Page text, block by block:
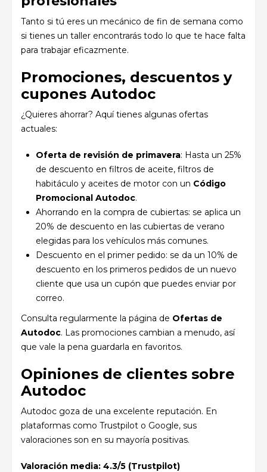
Tanto si tú eres un mecánico de fin de semana como
si tienes un taller encontrarás todo lo que te hace falta
para trabajar eficazmente.
Promociones, descuentos y
cupones Autodoc
¿Quieres ahorrar? Aquí tienes algunas ofertas
actuales:
Oferta de revisión de primavera: Hasta un 25%
de descuento en filtros de aceite, filtros de
habitáculo y aceites de motor con un Código
Promocional Autodoc.
Ahorrando en la compra de cubiertas: se aplica un
20% de descuento en las cubiertas de verano
elegidas para los vehículos más comunes.
Descuento en el primer pedido: se da un 10% de
descuento en los primeros pedidos de un nuevo
cliente que usa un cupón que puedes enviar por
correo.
Consulta regularmente la página de Ofertas de
Autodoc. Las promociones cambian a menudo, así
que vale la pena guardarla en favoritos.
Opiniones de clientes sobre
Autodoc
Autodoc goza de una excelente reputación. En
plataformas como Trustpilot o Google, sus
valoraciones son en su mayoría positivas.
Valoración media: 4.3/5 (Trustpilot)